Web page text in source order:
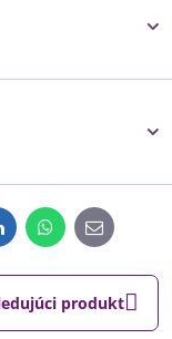
WhatsApp
E-
mail
produkt